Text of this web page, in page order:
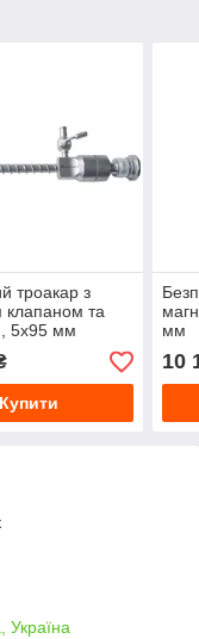
троакар з
клапаном та
5х95 мм
Купити
мм
10
Україна